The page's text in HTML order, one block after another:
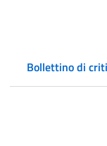
Bollettino di